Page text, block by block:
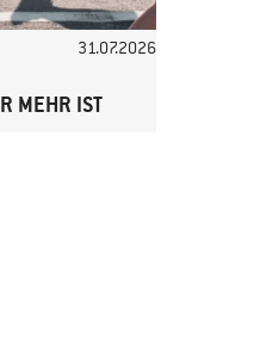
31.07.2026
MEHR IST